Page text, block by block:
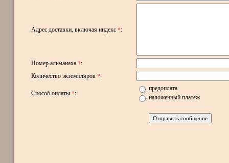
Адрес доставки, включая индекс *:
Номер альманаха *:
Количество экземпляров *:
Способ оплаты *:
предоплата
наложенный платеж